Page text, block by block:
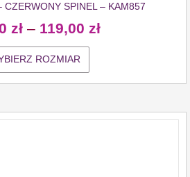
CZERWONY SPINEL – KAM857
zł – 119,00 zł
ROZMIAR